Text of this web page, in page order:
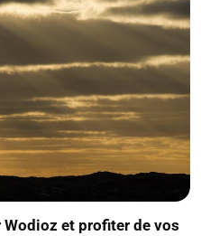
et profiter de vos